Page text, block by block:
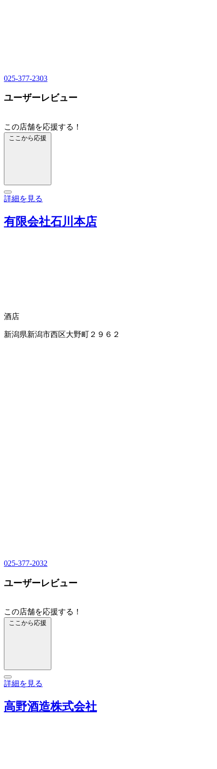
025-377-2303
ユーザーレビュー
この店舗を応援する！
ここから応援
詳細を見る
有限会社石川本店
酒店
新潟県新潟市西区大野町２９６２
025-377-2032
ユーザーレビュー
この店舗を応援する！
ここから応援
詳細を見る
高野酒造株式会社